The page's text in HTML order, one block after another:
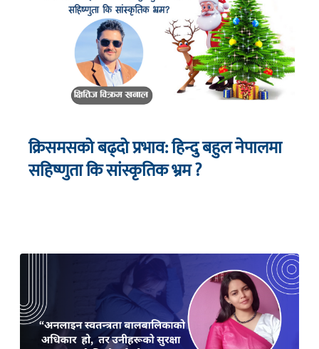
क्रिसमसको बढ्दो प्रभाव: हिन्दु बहुल नेपालमा
सहिष्णुता कि सांस्कृतिक भ्रम ?